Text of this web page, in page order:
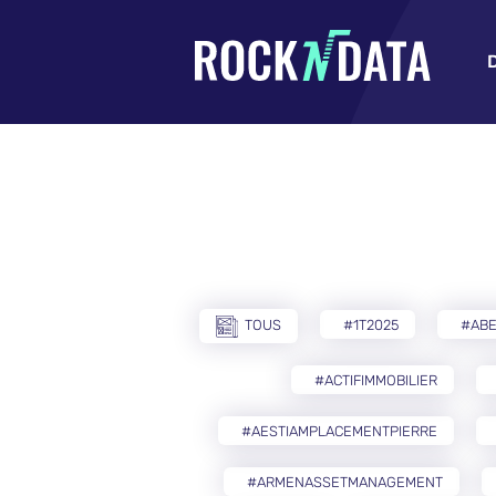
TOUS #1T2025
#ACTIFIMMOBILIER
#AESTIAMPLACEMENTPIERRE
#ARMENASSETMANAGEMENT